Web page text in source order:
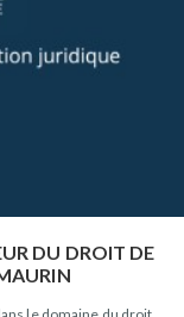
DU DROIT DE